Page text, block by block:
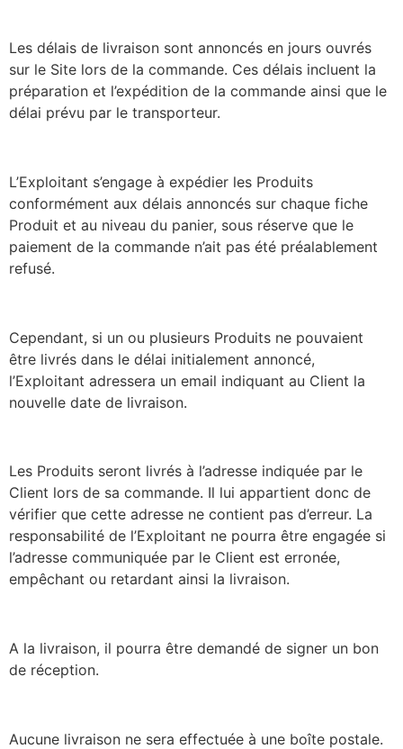
Les délais de livraison sont annoncés en jours ouvrés
sur le Site lors de la commande. Ces délais incluent la
préparation et l’expédition de la commande ainsi que le
délai prévu par le transporteur.
L’Exploitant s’engage à expédier les Produits
conformément aux délais annoncés sur chaque fiche
Produit et au niveau du panier, sous réserve que le
paiement de la commande n’ait pas été préalablement
refusé.
Cependant, si un ou plusieurs Produits ne pouvaient
être livrés dans le délai initialement annoncé,
l’Exploitant adressera un email indiquant au Client la
nouvelle date de livraison.
Les Produits seront livrés à l’adresse indiquée par le
Client lors de sa commande. Il lui appartient donc de
vérifier que cette adresse ne contient pas d’erreur. La
responsabilité de l’Exploitant ne pourra être engagée si
l’adresse communiquée par le Client est erronée,
empêchant ou retardant ainsi la livraison.
A la livraison, il pourra être demandé de signer un bon
de réception.
Aucune livraison ne sera effectuée à une boîte postale.